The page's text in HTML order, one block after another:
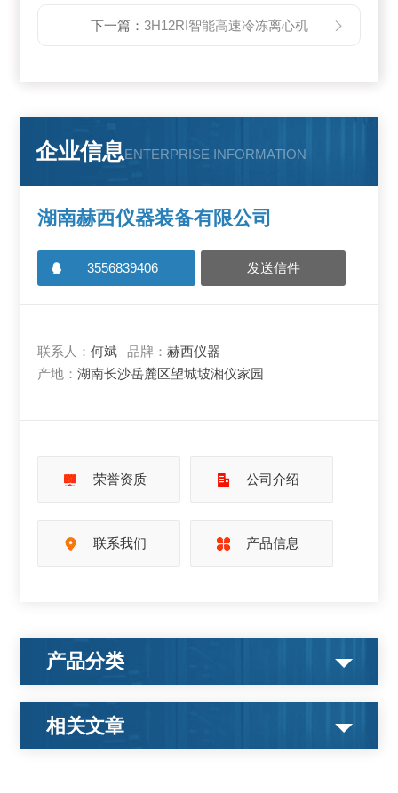
下一篇： 3H12RI智能高速冷冻离心机
企业信息ENTERPRISE INFORMATION
湖南赫西仪器装备有限公司
3556839406 发送信件
联系人：何斌 品牌：赫西仪器
产地：湖南长沙岳麓区望城坡湘仪家园
荣誉资质 公司介绍
联系我们 产品信息
产品分类
相关文章